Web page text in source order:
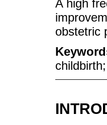
A high
obstetric